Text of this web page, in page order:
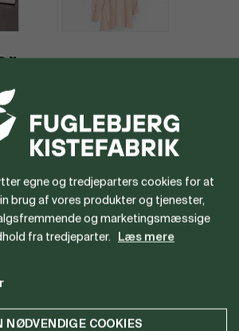
være forhandler
du spørgsmål?
egne og tredjeparters cookies for at
brug af vores produkter og tjenester,
og marketingsmæssige
fra tredjeparter. Læs mere
NØDVENDIGE COOKIES